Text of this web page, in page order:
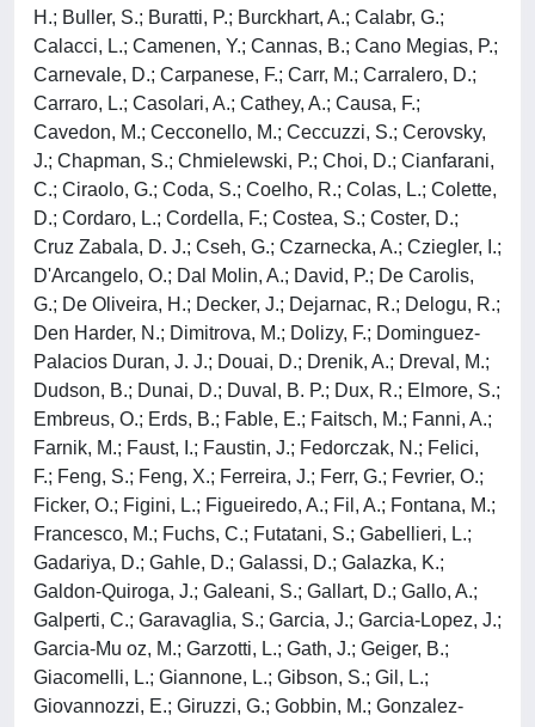
H.; Buller, S.; Buratti, P.; Burckhart, A.; Calabr, G.;
Calacci, L.; Camenen, Y.; Cannas, B.; Cano Megias, P.;
Carnevale, D.; Carpanese, F.; Carr, M.; Carralero, D.;
Carraro, L.; Casolari, A.; Cathey, A.; Causa, F.;
Cavedon, M.; Cecconello, M.; Ceccuzzi, S.; Cerovsky,
J.; Chapman, S.; Chmielewski, P.; Choi, D.; Cianfarani,
C.; Ciraolo, G.; Coda, S.; Coelho, R.; Colas, L.; Colette,
D.; Cordaro, L.; Cordella, F.; Costea, S.; Coster, D.;
Cruz Zabala, D. J.; Cseh, G.; Czarnecka, A.; Cziegler, I.;
D'Arcangelo, O.; Dal Molin, A.; David, P.; De Carolis,
G.; De Oliveira, H.; Decker, J.; Dejarnac, R.; Delogu, R.;
Den Harder, N.; Dimitrova, M.; Dolizy, F.; Dominguez-
Palacios Duran, J. J.; Douai, D.; Drenik, A.; Dreval, M.;
Dudson, B.; Dunai, D.; Duval, B. P.; Dux, R.; Elmore, S.;
Embreus, O.; Erds, B.; Fable, E.; Faitsch, M.; Fanni, A.;
Farnik, M.; Faust, I.; Faustin, J.; Fedorczak, N.; Felici,
F.; Feng, S.; Feng, X.; Ferreira, J.; Ferr, G.; Fevrier, O.;
Ficker, O.; Figini, L.; Figueiredo, A.; Fil, A.; Fontana, M.;
Francesco, M.; Fuchs, C.; Futatani, S.; Gabellieri, L.;
Gadariya, D.; Gahle, D.; Galassi, D.; Galazka, K.;
Galdon-Quiroga, J.; Galeani, S.; Gallart, D.; Gallo, A.;
Galperti, C.; Garavaglia, S.; Garcia, J.; Garcia-Lopez, J.;
Garcia-Mu oz, M.; Garzotti, L.; Gath, J.; Geiger, B.;
Giacomelli, L.; Giannone, L.; Gibson, S.; Gil, L.;
Giovannozzi, E.; Giruzzi, G.; Gobbin, M.; Gonzalez-